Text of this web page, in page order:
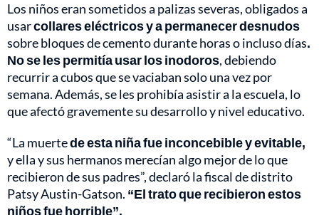
Los niños eran sometidos a palizas severas, obligados a
usarcollares eléctricos y a permanecer desnudos
sobre bloques de cemento durante horas o incluso días.
No se les permitía usar los inodoros, debiendo
recurrir a cubos que se vaciaban solo una vez por
semana. Además, se les prohibía asistir a la escuela, lo
que afectó gravemente su desarrollo y nivel educativo.
“La muertede esta niña fue inconcebible y evitable,
y ella y sus hermanos merecían algo mejor de lo que
recibieron de sus padres”, declaró la fiscal de distrito
Patsy Austin-Gatson. “El trato que recibieron estos
niños fue horrible”.